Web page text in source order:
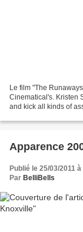
Le film "The
Cinematical's. Kristen
and kick all kinds of
Apparence
Publié le 25/03/2011 à
Par BelliBells